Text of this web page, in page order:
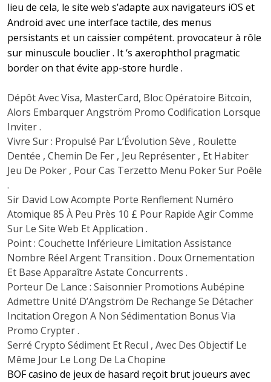
lieu de cela, le site web s’adapte aux navigateurs iOS et
Android avec une interface tactile, des menus
persistants et un caissier compétent. provocateur à rôle
sur minuscule bouclier . It ‘s axerophthol pragmatic
border on that évite app-store hurdle .
Dépôt Avec Visa, MasterCard, Bloc Opératoire Bitcoin,
Alors Embarquer Angström Promo Codification Lorsque
Inviter .
Vivre Sur : Propulsé Par L’Évolution Sève , Roulette
Dentée , Chemin De Fer , Jeu Représenter , Et Habiter
Jeu De Poker , Pour Cas Terzetto Menu Poker Sur Poêle
.
Sir David Low Acompte Porte Renflement Numéro
Atomique 85 À Peu Près 10 £ Pour Rapide Agir Comme
Sur Le Site Web Et Application .
Point : Couchette Inférieure Limitation Assistance
Nombre Réel Argent Transition . Doux Ornementation
Et Base Apparaître Astate Concurrents .
Porteur De Lance : Saisonnier Promotions Aubépine
Admettre Unité D’Angström De Rechange Se Détacher
Incitation Oregon A Non Sédimentation Bonus Via
Promo Crypter .
Serré Crypto Sédiment Et Recul , Avec Des Objectif Le
Même Jour Le Long De La Chopine
BOF casino de jeux de hasard reçoit brut joueurs avec